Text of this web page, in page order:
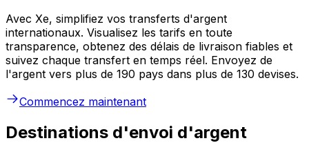
Avec Xe, simplifiez vos transferts d'argent
internationaux. Visualisez les tarifs en toute
transparence, obtenez des délais de livraison fiables et
suivez chaque transfert en temps réel. Envoyez de
l'argent vers plus de 190 pays dans plus de 130 devises.
Commencez maintenant
Destinations d'envoi d'argent